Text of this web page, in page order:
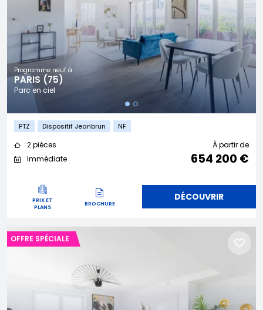
Programme neuf à
PARIS (75)
Parc en ciel
PTZ Dispositif Jeanbrun NF
2 pièces
Immédiate
À partir de
654 200 €
PRIX ET
PLANS
BROCHURE
DÉCOUVRIR
OFFRE SPÉCIALE